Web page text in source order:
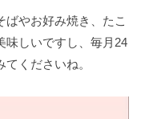
ばやお好み焼き、たこ
味しいですし、毎月24
くださいね。